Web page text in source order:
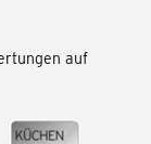
auf